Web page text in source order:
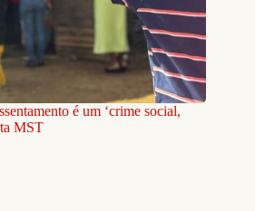
é um ‘crime social,
MST